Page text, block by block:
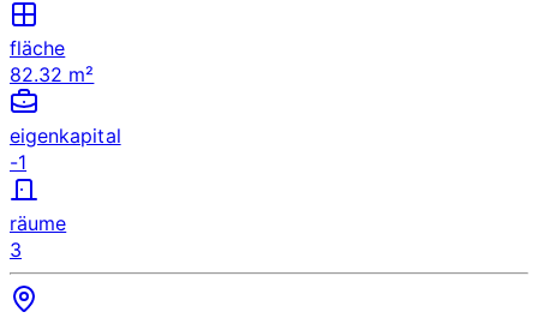
fläche
82.32 m²
eigenkapital
-1
räume
3